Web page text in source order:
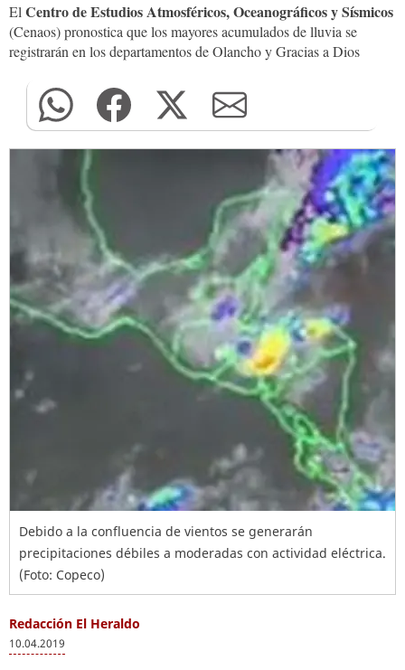
El Centro de Estudios Atmosféricos, Oceanográficos y Sísmicos
(Cenaos) pronostica que los mayores acumulados de lluvia se
registrarán en los departamentos de Olancho y Gracias a Dios
Debido a la confluencia de vientos se generarán
precipitaciones débiles a moderadas con actividad eléctrica.
(Foto: Copeco)
Redacción El Heraldo
10.04.2019